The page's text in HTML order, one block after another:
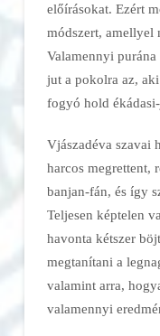
előírásokat. Ezért
módszert, amellyel
Valamennyi purána
jut a pokolra az,
fogyó hold
Vjászadéva szavai
harcos megrettent,
banjan-fán, és így
Teljesen képtelen
havonta kétszer
megtanítani a
valamint arra,
valamennyi